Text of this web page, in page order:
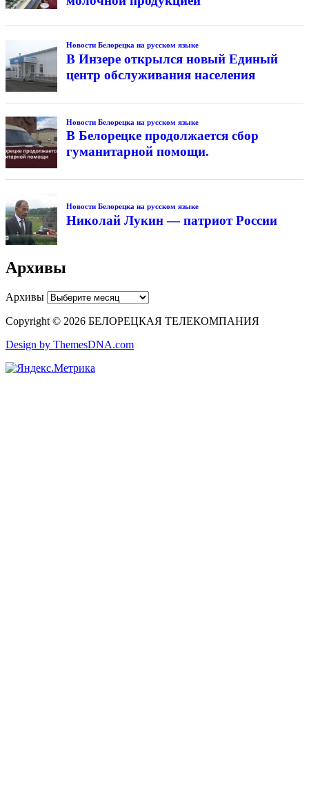
Новости Белорецка на русском языке
В Инзере открылся новый Единый
центр обслуживания населения
Новости Белорецка на русском языке
В Белорецке продолжается сбор
гуманитарной помощи.
Новости Белорецка на русском языке
Николай Лукин — патриот России
Архивы
Архивы
Copyright © 2026 БЕЛОРЕЦКАЯ ТЕЛЕКОМПАНИЯ
Design by ThemesDNA.com